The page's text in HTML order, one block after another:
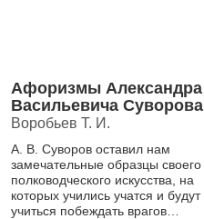
Афоризмы Александра
Васильевича Суворова
Воробьев Т. И.
А. В. Суворов оставил нам
замечательные образцы своего
полководческого искусства, на
которых учились учатся и будут
учиться побеждать врагов